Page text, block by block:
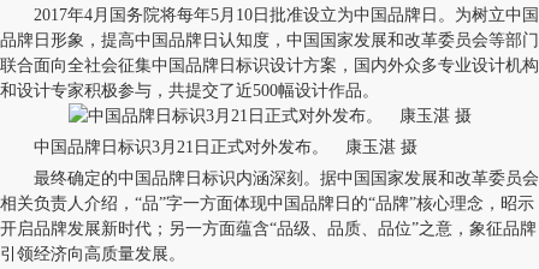
2017年4月国务院将每年5月10日批准设立为中国品牌日。为树立中国
品牌日形象，提高中国品牌日认知度，中国国家发展和改革委员会等部门
联合面向全社会征集中国品牌日标识设计方案，国内外众多专业设计机构
和设计专家积极参与，共提交了近500幅设计作品。
中国品牌日标识3月21日正式对外发布。 康玉湛 摄
最终确定的中国品牌日标识内涵深刻。据中国国家发展和改革委员会
相关负责人介绍，“品”字一方面体现中国品牌日的“品牌”核心理念，昭示
开启品牌发展新时代；另一方面蕴含“品级、品质、品位”之意，象征品牌
引领经济向高质量发展。